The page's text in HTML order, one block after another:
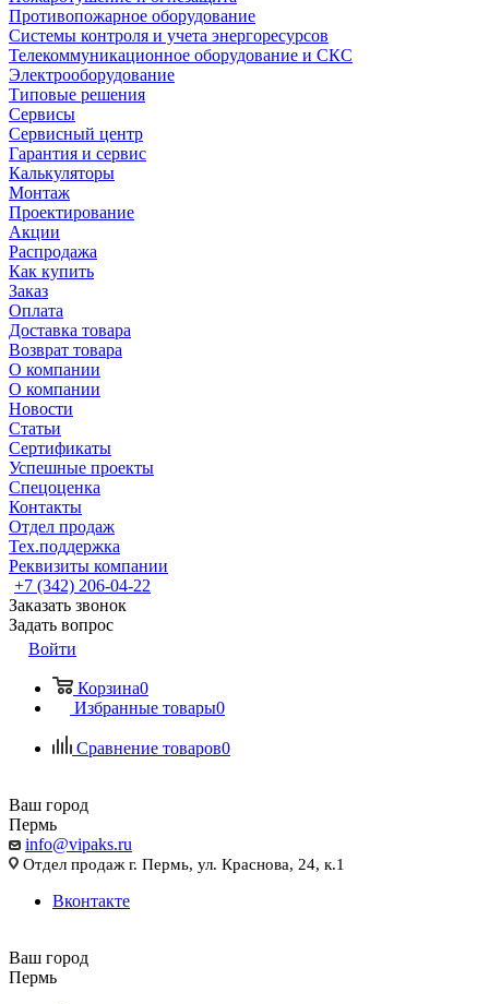
Противопожарное оборудование
Системы контроля и учета энергоресурсов
Телекоммуникационное оборудование и СКС
Электрооборудование
Типовые решения
Сервисы
Сервисный центр
Гарантия и сервис
Калькуляторы
Монтаж
Проектирование
Акции
Распродажа
Как купить
Заказ
Оплата
Доставка товара
Возврат товара
О компании
О компании
Новости
Статьи
Сертификаты
Успешные проекты
Спецоценка
Контакты
Отдел продаж
Тех.поддержка
Реквизиты компании
+7 (342) 206-04-22
Заказать звонок
Задать вопрос
Войти
Корзина0
Избранные товары0
Сравнение товаров0
Ваш город
Пермь
info@vipaks.ru
Отдел продаж г. Пермь, ул. Краснова, 24, к.1
Вконтакте
Ваш город
Пермь